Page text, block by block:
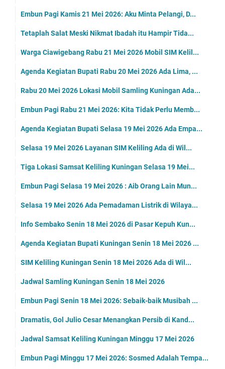
Embun Pagi Kamis 21 Mei 2026: Aku Minta Pelangi, D...
Tetaplah Salat Meski Nikmat Ibadah itu Hampir Tida...
Warga Ciawigebang Rabu 21 Mei 2026 Mobil SIM Kelil...
Agenda Kegiatan Bupati Rabu 20 Mei 2026 Ada Lima, ...
Rabu 20 Mei 2026 Lokasi Mobil Samling Kuningan Ada...
Embun Pagi Rabu 21 Mei 2026: Kita Tidak Perlu Memb...
Agenda Kegiatan Bupati Selasa 19 Mei 2026 Ada Empa...
Selasa 19 Mei 2026 Layanan SIM Keliling Ada di Wil...
Tiga Lokasi Samsat Keliling Kuningan Selasa 19 Mei...
Embun Pagi Selasa 19 Mei 2026 : Aib Orang Lain Mun...
Selasa 19 Mei 2026 Ada Pemadaman Listrik di Wilaya...
Info Sembako Senin 18 Mei 2026 di Pasar Kepuh Kun...
Agenda Kegiatan Bupati Kuningan Senin 18 Mei 2026 ...
SIM Keliling Kuningan Senin 18 Mei 2026 Ada di Wil...
Jadwal Samling Kuningan Senin 18 Mei 2026
Embun Pagi Senin 18 Mei 2026: Sebaik-baik Musibah ...
Dramatis, Gol Julio Cesar Menangkan Persib di Kand...
Jadwal Samsat Keliling Kuningan Minggu 17 Mei 2026
Embun Pagi Minggu 17 Mei 2026: Sosmed Adalah Tempa...